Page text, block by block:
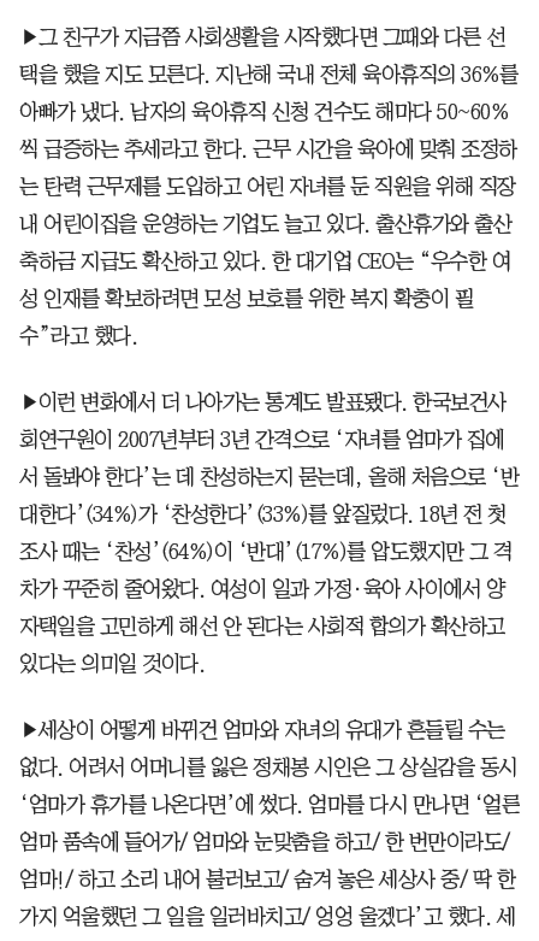
▶그 친구가 지금쯤 사회생활을 시작했다면 그때와 다른 선
택을 했을 지도 모른다. 지난해 국내 전체 육아휴직의 36%를
아빠가 냈다. 남자의 육아휴직 신청 건수도 해마다 50~60%
씩 급증하는 추세라고 한다. 근무 시간을 육아에 맞춰 조정하
는 탄력 근무제를 도입하고 어린 자녀를 둔 직원을 위해 직장
내 어린이집을 운영하는 기업도 늘고 있다. 출산휴가와 출산
축하금 지급도 확산하고 있다. 한 대기업 CEO는 “우수한 여
성 인재를 확보하려면 모성 보호를 위한 복지 확충이 필
수”라고 했다.
▶이런 변화에서 더 나아가는 통계도 발표됐다. 한국보건사
회연구원이 2007년부터 3년 간격으로 ‘자녀를 엄마가 집에
서 돌봐야 한다’는 데 찬성하는지 묻는데, 올해 처음으로 ‘반
대한다’(34%)가 ‘찬성한다’(33%)를 앞질렀다. 18년 전 첫
조사 때는 ‘찬성’(64%)이 ‘반대’(17%)를 압도했지만 그 격
차가 꾸준히 줄어왔다. 여성이 일과 가정·육아 사이에서 양
자택일을 고민하게 해선 안 된다는 사회적 합의가 확산하고
있다는 의미일 것이다.
▶세상이 어떻게 바뀌건 엄마와 자녀의 유대가 흔들릴 수는
없다. 어려서 어머니를 잃은 정채봉 시인은 그 상실감을 동시
‘엄마가 휴가를 나온다면’에 썼다. 엄마를 다시 만나면 ‘얼른
엄마 품속에 들어가/ 엄마와 눈맞춤을 하고/ 한 번만이라도/
엄마!/ 하고 소리 내어 불러보고/ 숨겨 놓은 세상사 중/ 딱 한
가지 억울했던 그 일을 일러바치고/ 엉엉 울겠다’고 했다. 세